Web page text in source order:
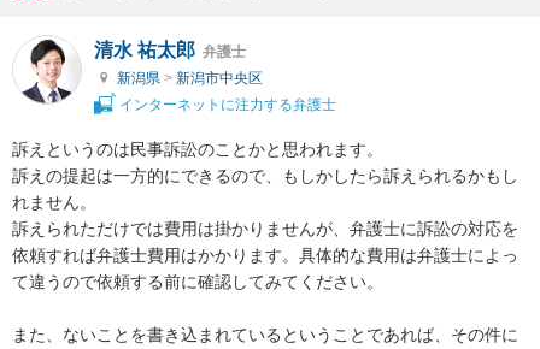
清水 祐太郎 弁護士
新潟県 > 新潟市中央区
インターネットに注力する弁護士
訴えというのは民事訴訟のことかと思われます。
訴えの提起は一方的にできるので、もしかしたら訴えられるかもし
れません。
訴えられただけでは費用は掛かりませんが、弁護士に訴訟の対応を
依頼すれば弁護士費用はかかります。具体的な費用は弁護士によっ
て違うので依頼する前に確認してみてください。
また、ないことを書き込まれているということであれば、その件に